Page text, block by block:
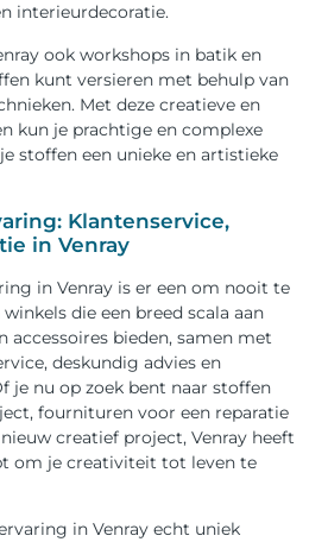
interieurdecoratie.
ook workshops in batik en
kunt versieren met behulp van
Met deze creatieve en
kun je prachtige en complexe
stoffen een unieke en artistieke
Klantenservice,
in Venray
in Venray is er een om nooit te
die een breed scala aan
accessoires bieden, samen met
deskundig advies en
je nu op zoek bent naar stoffen
fournituren voor een reparatie
creatief project, Venray heeft
om je creativiteit tot leven te
in Venray echt uniek